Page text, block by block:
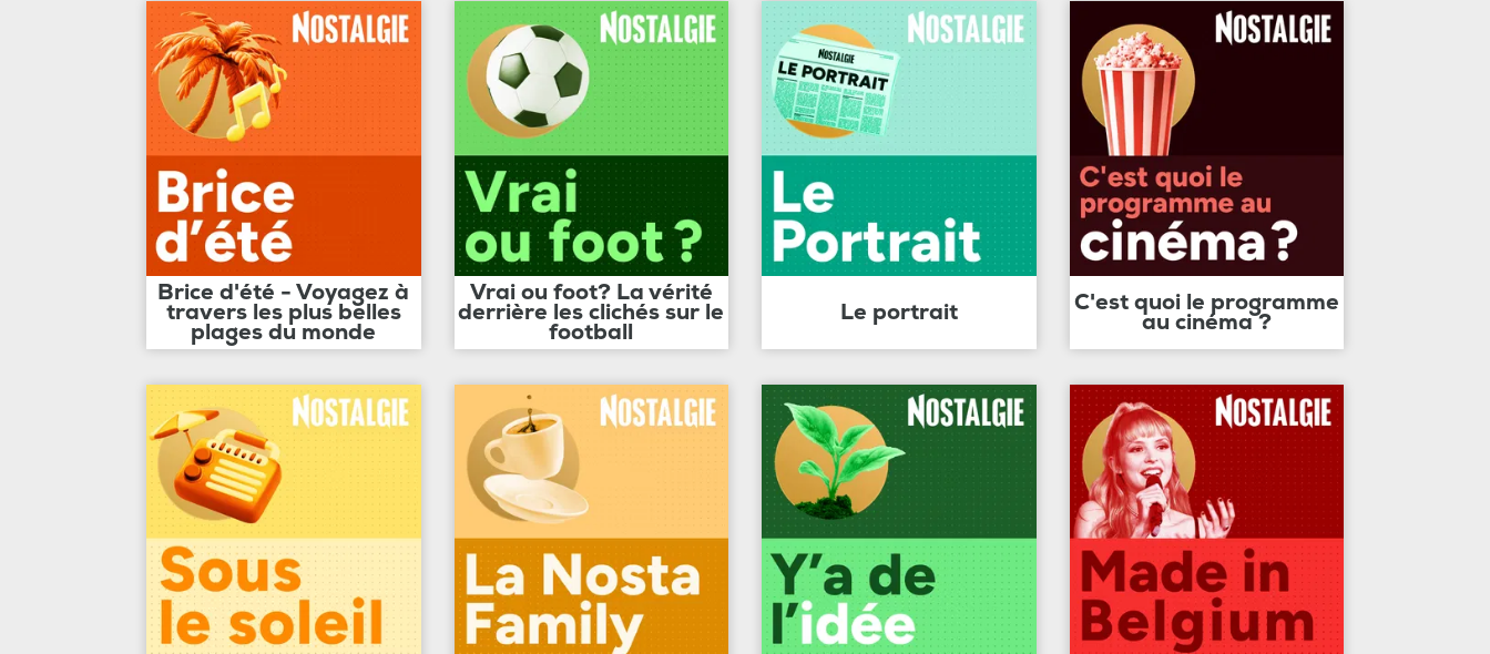
Brice d'été - Voyagez à
travers les plus belles
plages du monde
Vrai ou foot? La vérité
derrière les clichés sur le
football
Le portrait C'est quoi le programme
au cinéma ?